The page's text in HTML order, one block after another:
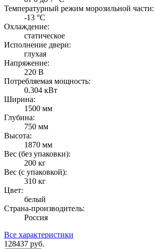
Температурный режим морозильной части:
-13 °C
Охлаждение:
статическое
Исполнение двери:
глухая
Напряжение:
220 В
Потребляемая мощность:
0.304 кВт
Ширина:
1500 мм
Глубина:
750 мм
Высота:
1870 мм
Вес (без упаковки):
200 кг
Вес (с упаковкой):
310 кг
Цвет:
белый
Страна-производитель:
Россия
Все характеристики
128437 руб.